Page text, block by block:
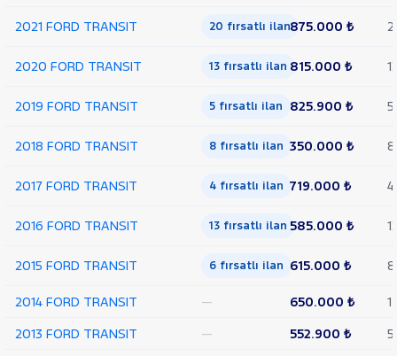
FWD
EKSTRA
ŞASI
350 ED
UZUN
ARKA
VAN
L
350 L
2021 FORD TRANSIT 20 fırsatlı ilan875.000 ₺
2020 FORD TRANSIT 13 fırsatlı ilan 815.000 ₺
2019 FORD TRANSIT 5 fırsatlı ilan 825.900 ₺ 5
2018 FORD TRANSIT 8 fırsatlı ilan 350.000 ₺ 8
2017 FORD TRANSIT 4 fırsatlı ilan 719.000 ₺ 4
2016 FORD TRANSIT 13 fırsatlı ilan 585.000 ₺
2015 FORD TRANSIT 6 fırsatlı ilan 615.000 ₺ 8
2014 FORD TRANSIT — 650.000 ₺
1
2013 FORD TRANSIT
— 552.900 ₺
5